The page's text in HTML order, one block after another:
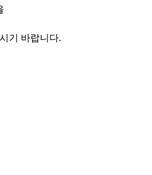
기 바랍니다.